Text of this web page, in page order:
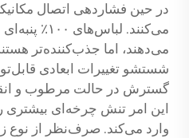
در حین فشاردهی اتصال
می‌کنند.
می‌دهند، اما جذب‌کننده‌تر
شستشو تغییرات ابعادی
گسترش در حالت مرطوب و
این امر تنش چرخه‌ای بیشتری
وارد می‌کند. صرف‌نظر از نوع